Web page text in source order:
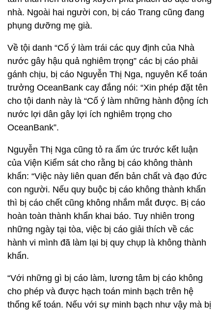
nhà. Ngoài hai người con, bị cáo Trang cũng đang
phụng dưỡng mẹ già.
Về tội danh “Cố ý làm trái các quy định của Nhà
nước gây hậu quả nghiêm trọng” các bị cáo phải
gánh chịu, bị cáo Nguyễn Thị Nga, nguyên Kế toán
trưởng OceanBank cay đắng nói: “Xin phép đặt tên
cho tội danh này là “Cố ý làm những hành động ích
nước lợi dân gây lợi ích nghiêm trọng cho
OceanBank”.
Nguyễn Thị Nga cũng tỏ ra ấm ức trước kết luận
của Viện Kiểm sát cho rằng bị cáo không thành
khẩn: “Việc này liên quan đến bản chất và đạo đức
con người. Nếu quy buộc bị cáo không thành khẩn
thì bị cáo chết cũng không nhắm mắt được. Bị cáo
hoàn toàn thành khẩn khai báo. Tuy nhiên trong
những ngày tại tòa, việc bị cáo giải thích về các
hành vi mình đã làm lại bị quy chụp là không thành
khẩn.
“Với những gì bị cáo làm, lương tâm bị cáo không
cho phép và được hạch toán minh bạch trên hệ
thống kế toán. Nếu với sự minh bạch như vậy mà bị